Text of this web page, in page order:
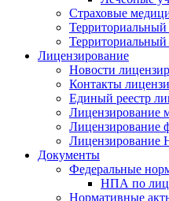
Страховые
Территориальный
Лицензирование
Новости
Контакты
Единый реестр
Лицензирование
Лицензирование
Документы
Федеральные
НПА по
Нормативные